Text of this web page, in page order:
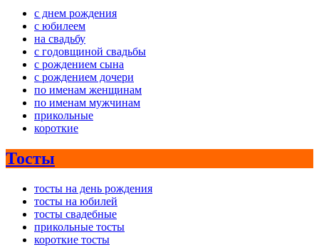
с днем рождения
с юбилеем
на свадьбу
с годовщиной свадьбы
с рождением сына
с рождением дочери
по именам женщинам
по именам мужчинам
прикольные
короткие
Тосты
тосты на день рождения
тосты на юбилей
тосты свадебные
прикольные тосты
короткие тосты